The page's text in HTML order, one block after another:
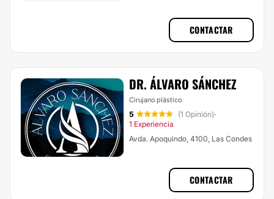
CONTACTAR
DR. ÁLVARO SÁNCHEZ
Cirujano plástico
5 (1 Opinión)·
1 Experiencia
Avda. Apoquindo, 4100, Las Condes
CONTACTAR